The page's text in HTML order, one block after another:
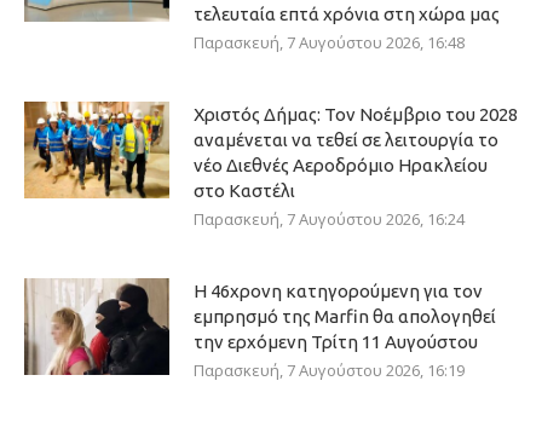
τελευταία επτά χρόνια στη χώρα μας
Παρασκευή, 7 Αυγούστου 2026, 16:48
Χριστός Δήμας: Τον Νοέμβριο του 2028
αναμένεται να τεθεί σε λειτουργία το
νέο Διεθνές Αεροδρόμιο Ηρακλείου
στο Καστέλι
Παρασκευή, 7 Αυγούστου 2026, 16:24
Η 46χρονη κατηγορούμενη για τον
εμπρησμό της Marfin θα απολογηθεί
την ερχόμενη Τρίτη 11 Αυγούστου
Παρασκευή, 7 Αυγούστου 2026, 16:19